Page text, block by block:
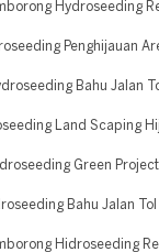
Hydroseeding
Penghijauan
Bahu Jalan
Land Scaping
Green
Bahu Jalan Tol
Hidroseeding